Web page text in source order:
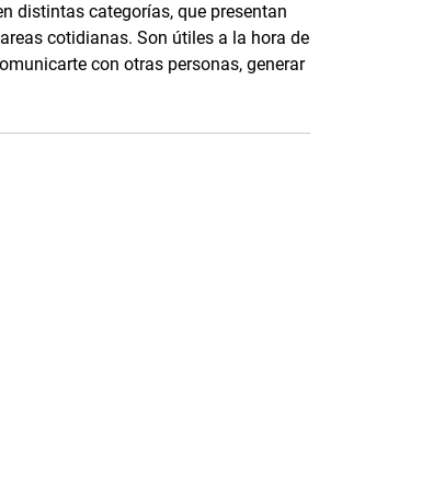
distintas categorías, que presentan
cotidianas. Son útiles a la hora de
con otras personas, generar